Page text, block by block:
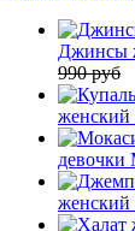
Джинсы
990 руб
женский
девочки
женский